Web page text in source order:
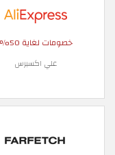
خصومات لغاية 50%
علي اكسبرس